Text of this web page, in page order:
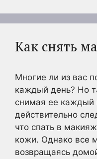
Как снять
Многие ли из вас
каждый день? Но
снимая ее каждый
действительно
что спать в
кожи. Однако все
возвращаясь